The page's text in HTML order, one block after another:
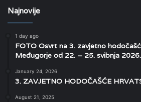
Najnovije
1 day ago
FOTO Osvrt na 3. zavjetno
Međugorje od 22. – 25. svibnja 2026.
January 24, 2026
3. ZAVJETNO HODOČAŠĆE
August 21, 2025